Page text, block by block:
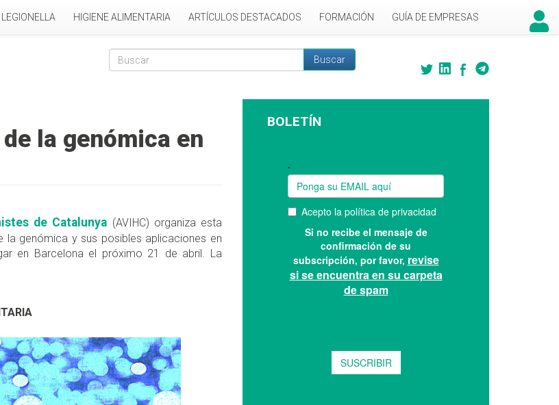
HIGIENE ALIMENTARIA ARTÍCULOS DESTACADOS FORMACIÓN GUÍA DE EMPRESAS
Formulario de búsqueda
Buscar
la genómica en
de Catalunya (AVIHC) organiza esta
genómica y sus posibles aplicaciones en
en Barcelona el próximo 21 de abril. La
BOLETÍN